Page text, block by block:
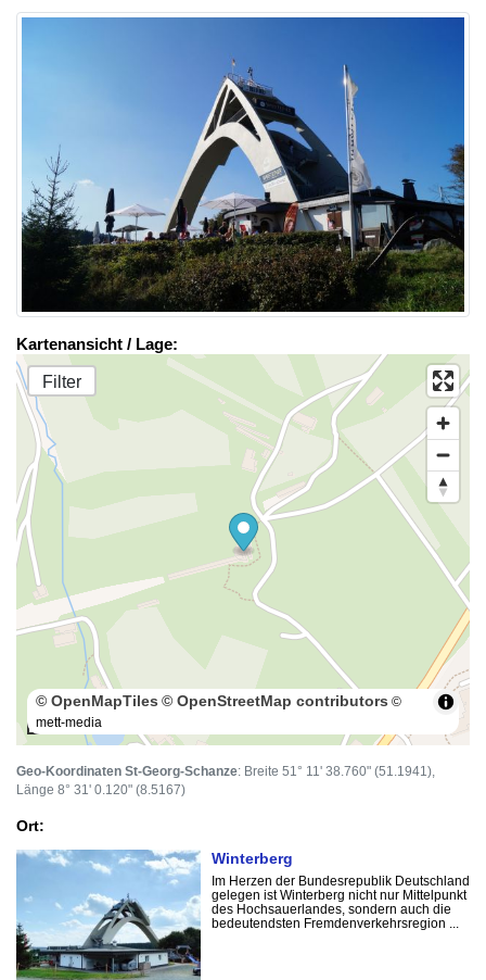
Kartenansicht / Lage:
Filter
100 m
© OpenMapTiles © OpenStreetMap contributors ©
mett-media
Geo-Koordinaten St-Georg-Schanze: Breite 51° 11' 38.760" (51.1941),
Länge 8° 31' 0.120" (8.5167)
Ort:
Winterberg
Im Herzen der Bundesrepublik Deutschland
gelegen ist Winterberg nicht nur Mittelpunkt
des Hochsauerlandes, sondern auch die
bedeutendsten Fremdenverkehrsregion ...